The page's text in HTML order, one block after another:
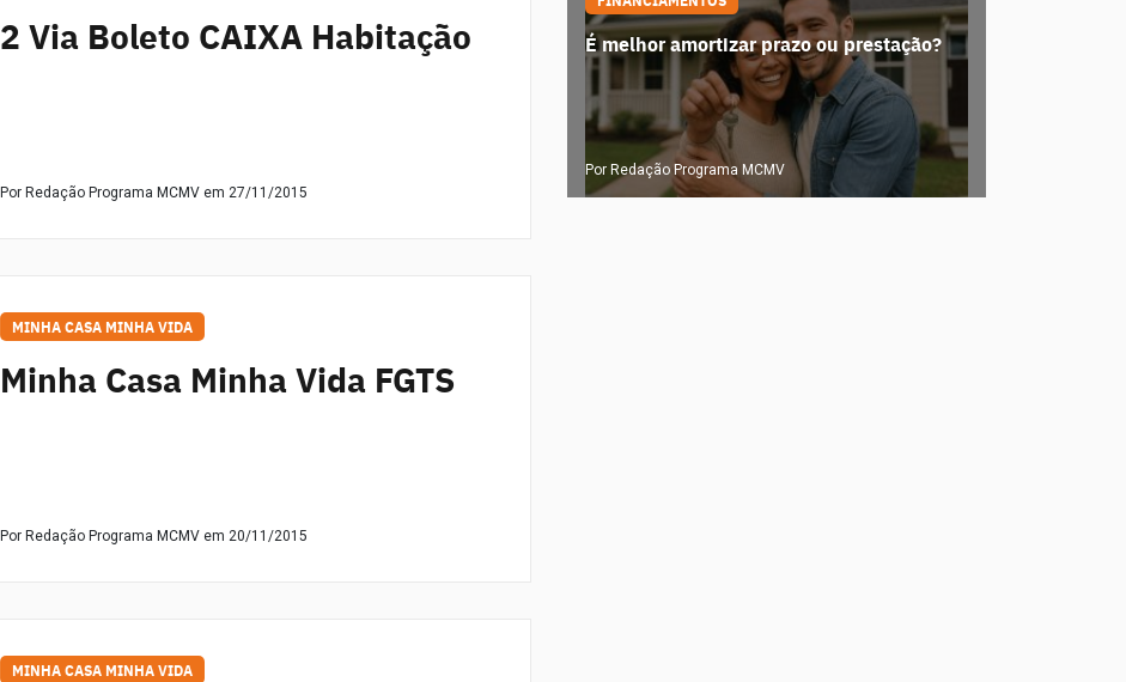
2 Via Boleto CAIXA Habitação
Por Redação Programa MCMV em 27/11/2015
MINHA CASA MINHA VIDA
Minha Casa Minha Vida FGTS
Por Redação Programa MCMV em 20/11/2015
MINHA CASA MINHA VIDA
É melhor amortizar prazo ou prestação?
Por Redação Programa MCMV